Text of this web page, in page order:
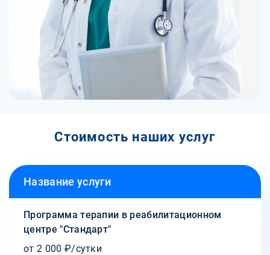
Стоимость наших услуг
Название услуги
Программа терапии в реабилитационном
центре "Стандарт"
от 2 000 ₽/сутки